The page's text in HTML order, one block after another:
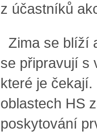
z účastníků
Zima se blíží
se připravují s
které je
oblastech HS
poskytování